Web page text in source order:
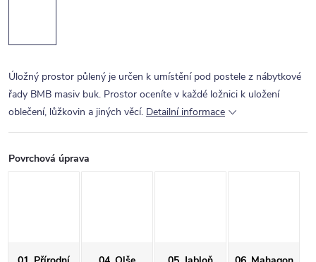
Úložný prostor půlený je určen k umístění pod postele z nábytkové
řady BMB masiv buk. Prostor oceníte v každé ložnici k uložení
oblečení, lůžkovin a jiných věcí. Detailní informace
Povrchová úprava